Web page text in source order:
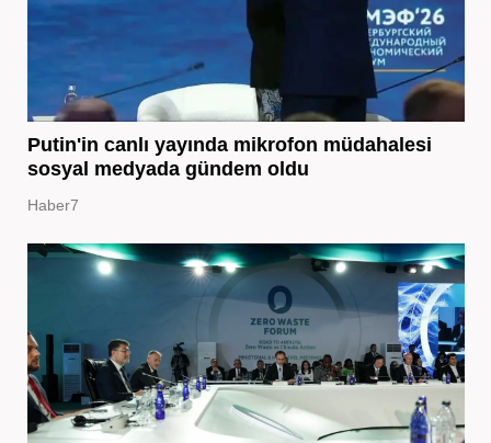
Putin'in canlı yayında mikrofon müdahalesi
sosyal medyada gündem oldu
Haber7